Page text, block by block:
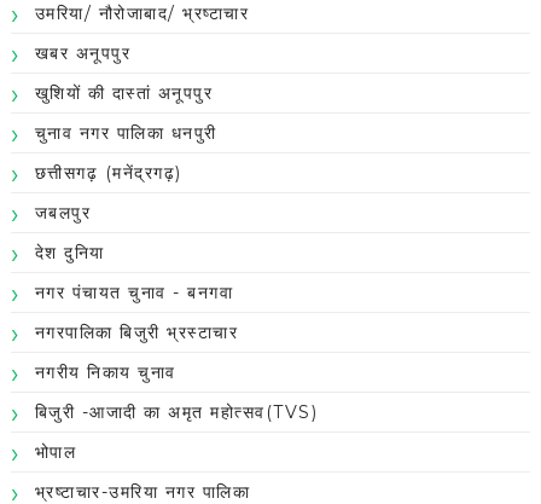
उमरिया/ नौरोजाबाद/ भ्रष्टाचार
खबर अनूपपुर
खुशियों की दास्तां अनूपपुर
चुनाव नगर पालिका धनपुरी
छत्तीसगढ़ (मनेंद्रगढ़)
जबलपुर
देश दुनिया
नगर पंचायत चुनाव - बनगवा
नगरपालिका बिजुरी भ्रस्टाचार
नगरीय निकाय चुनाव
बिजुरी -आजादी का अमृत महोत्सव(TVS)
भोपाल
भ्रष्टाचार-उमरिया नगर पालिका